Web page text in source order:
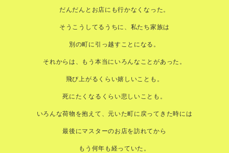
だんだんとお店にも行かなくなった。
そうこうしてるうちに、私たち家族は
別の町に引っ越すことになる。
それからは、もう本当にいろんなことがあった。
飛び上がるくらい嬉しいことも。
死にたくなるくらい悲しいことも。
いろんな荷物を抱えて、元いた町に戻ってきた時には
最後にマスターのお店を訪れてから
もう何年も経っていた。